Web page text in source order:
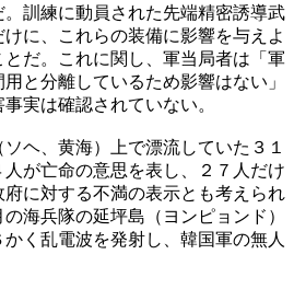
訓練に動員された先端精密誘導武
に、これらの装備に影響を与えよ
とだ。これに関し、軍当局者は「軍
と分離しているため影響はない」
実は確認されていない。
ヘ、黄海）上で漂流していた３１
が亡命の意思を表し、２７人だけ
に対する不満の表示とも考えられ
海兵隊の延坪島（ヨンピョンド）
く乱電波を発射し、韓国軍の無人